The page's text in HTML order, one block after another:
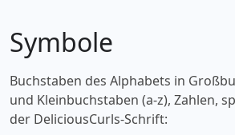
Symbole
Buchstaben des Alphabets in
und Kleinbuchstaben (a-z), Zahlen,
der DeliciousCurls-Schrift: